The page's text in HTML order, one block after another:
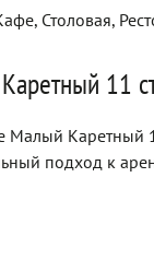
Столовая,
11
Малый Каретный
подход к